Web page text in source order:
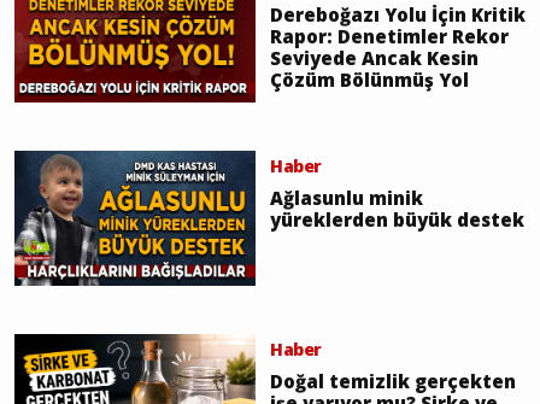
Dereboğazı Yolu İçin Kritik
Rapor: Denetimler Rekor
Seviyede Ancak Kesin
Çözüm Bölünmüş Yol
Haber
Ağlasunlu minik
yüreklerden büyük destek
Haber
Doğal temizlik gerçekten